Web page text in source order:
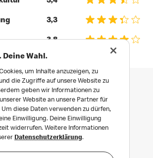
3,3
3,8
Deine Wahl.
um Inhalte anzuzeigen, zu
die Zugriffe auf unsere Website zu
geben wir Informationen zu
Website an unsere Partner für
Um diese Daten verwenden zu dürfen,
Einwilligung. Deine Einwilligung
widerrufen. Weitere Informationen
Datenschutzerklärung.